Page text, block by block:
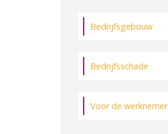
Bedrijfsgebouw
Bedrijfsschade
Voor de werknemer